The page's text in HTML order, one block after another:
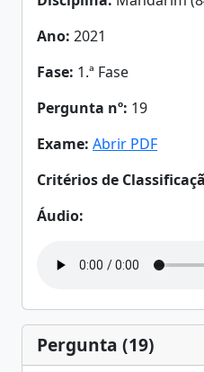
Ano: 2021
Fase: 1.ª Fase
Pergunta nº: 19
Exame: Abrir PDF
Critérios de
Áudio:
Pergunta (19)